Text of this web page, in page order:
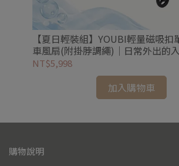
【夏日輕裝組】YOUBI輕量磁吸
車風扇(附掛脖調繩)｜日常外出的
NT$5,998
加入購物車
購物說明